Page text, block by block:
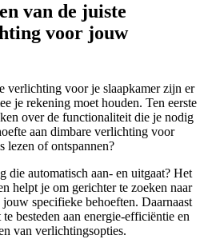
van de juiste
voor jouw
verlichting voor je slaapkamer zijn er
je rekening moet houden. Ten eerste
over de functionaliteit die je nodig
aan dimbare verlichting voor
lezen of ontspannen?
automatisch aan- en uitgaat? Het
helpt je om gerichter te zoeken naar
specifieke behoeften. Daarnaast
besteden aan energie-efficiëntie en
van verlichtingsopties.